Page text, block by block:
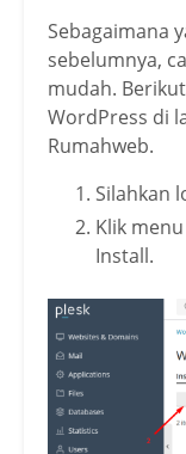
Sebagaimana
sebelumnya,
mudah.
WordPress di
Rumahweb.
Silahkan
Klik
Install.